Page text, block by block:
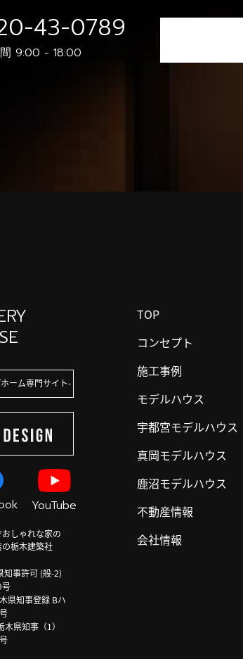
43-0789
9:00 - 18:00
ーム専門サイト
YouTube
しゃれな家の
栃木建築社
知事許可 (般-2)
県知事登録 Bハ
県知事（1）
TOP
コンセプト
施工事例
モデルハウス
宇都宮モデルハウス
真岡モデルハウス
鹿沼モデルハウス
不動産情報
会社情報